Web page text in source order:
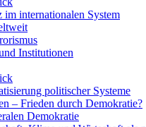
im internationalen System
Institutionen
politischer Systeme
– Frieden durch Demokratie?
Demokratie